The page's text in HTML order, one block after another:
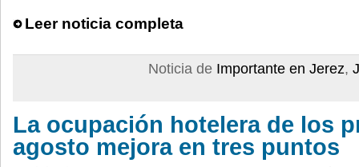
Leer noticia completa
Noticia de Importante en Jerez,
La ocupación hotelera de los
agosto mejora en tres puntos